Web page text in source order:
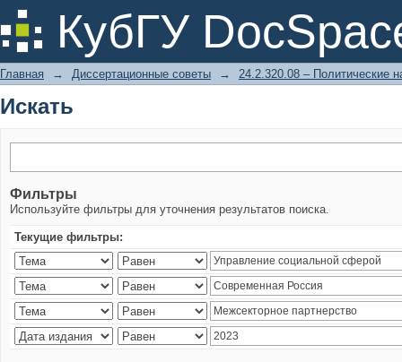
КубГУ
Искать
Главная → Диссертационные советы → 24.2.320.08 – Политические
Искать
Фильтры
Используйте фильтры для уточнения результатов поиска.
Текущие фильтры: